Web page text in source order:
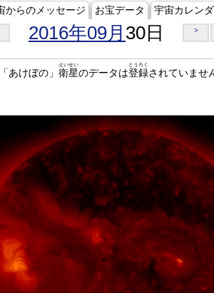
からのメッセージ お宝データ 宇宙カレン
2016年09月 30日 >
あけぼの」 衛星
えいせい
のデータは登録
とうろく
されていませ